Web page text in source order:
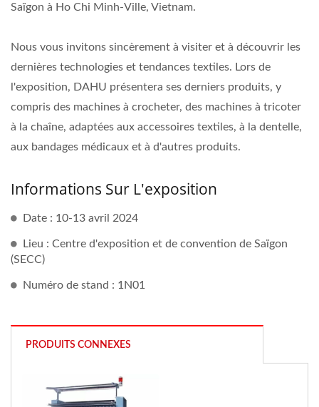
Saïgon à Ho Chi Minh-Ville, Vietnam.
Nous vous invitons sincèrement à visiter et à découvrir les
dernières technologies et tendances textiles. Lors de
l'exposition, DAHU présentera ses derniers produits, y
compris des machines à crocheter, des machines à tricoter
à la chaîne, adaptées aux accessoires textiles, à la dentelle,
aux bandages médicaux et à d'autres produits.
Informations Sur L'exposition
Date : 10-13 avril 2024
Lieu : Centre d'exposition et de convention de Saïgon
(SECC)
Numéro de stand : 1N01
PRODUITS CONNEXES